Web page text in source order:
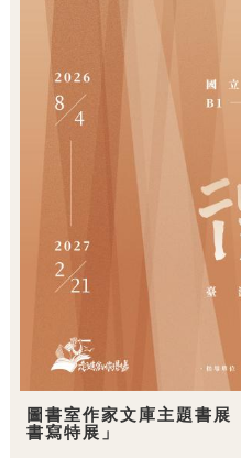
圖書室作家文庫主題書展
書寫特展」